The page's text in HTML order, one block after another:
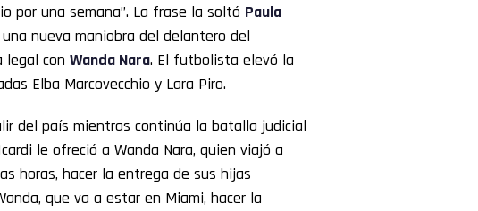
por una semana”. La frase la soltó Paula
nueva maniobra del delantero del
legal con Wanda Nara. El futbolista elevó la
Elba Marcovecchio y Lara Piro.
del país mientras continúa la batalla judicial
le ofreció a Wanda Nara, quien viajó a
horas, hacer la entrega de sus hijas
que va a estar en Miami, hacer la